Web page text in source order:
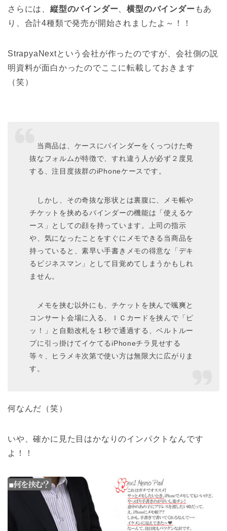
さらには、 縦型のバインダー 、横型のバインダー もあ
り、合計4種類で発売が開始されましたよ～！！
StrapyaNextという会社が作ったのですが、会社側の説
明資料が面白かったのでここに転載しておきます
（笑）
当商品は、ケースにバインダーをくっつけた奇
抜なフォルムが特徴で、すれ違う人が必ず２度見
する、注目度抜群のiPhoneケースです。
しかし、その奇抜な形状とは裏腹に、メモ帳や
チケットを挟めるバインダーの機能は「使えるケ
ース」としての顔を持っています。上司の指示
や、気になったことをすぐにメモできる当商品を
持っていると、素早い手書きメモの得意な「デキ
るビジネスマン」として目覚めてしまうかもしれ
ません。
メモを挟む以外にも、チケットを挟んで颯爽と
コンサート会場に入る、ＩＣカードを挟んで「ピ
ッ！」と自動改札を１秒で通過する、ベルトルー
プに引っ掛けてイケてるiPhoneチラ見せする
等々、ヒラメキ次第で使い方は無限大に広がりま
す。
何なんだ（笑）
いや、確かに見た目はかなりのインパクトなんです
よ！！